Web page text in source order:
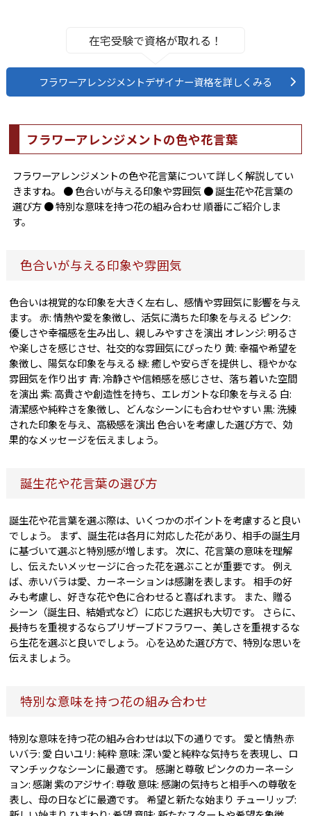
在宅受験で資格が取れる！
フラワーアレンジメントデザイナー資格を詳しくみる
フラワーアレンジメントの色や花言葉
フラワーアレンジメントの色や花言葉について詳しく解説してい
きますね。 ● 色合いが与える印象や雰囲気 ● 誕生花や花言葉の
選び方 ● 特別な意味を持つ花の組み合わせ 順番にご紹介しま
す。
色合いが与える印象や雰囲気
色合いは視覚的な印象を大きく左右し、感情や雰囲気に影響を与え
ます。 赤: 情熱や愛を象徴し、活気に満ちた印象を与える ピンク:
優しさや幸福感を生み出し、親しみやすさを演出 オレンジ: 明るさ
や楽しさを感じさせ、社交的な雰囲気にぴったり 黄: 幸福や希望を
象徴し、陽気な印象を与える 緑: 癒しや安らぎを提供し、穏やかな
雰囲気を作り出す 青: 冷静さや信頼感を感じさせ、落ち着いた空間
を演出 紫: 高貴さや創造性を持ち、エレガントな印象を与える 白:
清潔感や純粋さを象徴し、どんなシーンにも合わせやすい 黒: 洗練
された印象を与え、高級感を演出 色合いを考慮した選び方で、効
果的なメッセージを伝えましょう。
誕生花や花言葉の選び方
誕生花や花言葉を選ぶ際は、いくつかのポイントを考慮すると良い
でしょう。 まず、誕生花は各月に対応した花があり、相手の誕生月
に基づいて選ぶと特別感が増します。 次に、花言葉の意味を理解
し、伝えたいメッセージに合った花を選ぶことが重要です。 例え
ば、赤いバラは愛、カーネーションは感謝を表します。 相手の好
みも考慮し、好きな花や色に合わせると喜ばれます。 また、贈る
シーン（誕生日、結婚式など）に応じた選択も大切です。 さらに、
長持ちを重視するならプリザーブドフラワー、美しさを重視するな
ら生花を選ぶと良いでしょう。 心を込めた選び方で、特別な思いを
伝えましょう。
特別な意味を持つ花の組み合わせ
特別な意味を持つ花の組み合わせは以下の通りです。 愛と情熱 赤
いバラ: 愛 白いユリ: 純粋 意味: 深い愛と純粋な気持ちを表現し、ロ
マンチックなシーンに最適です。 感謝と尊敬 ピンクのカーネーシ
ョン: 感謝 紫のアジサイ: 尊敬 意味: 感謝の気持ちと相手への尊敬を
表し、母の日などに最適です。 希望と新たな始まり チューリップ: